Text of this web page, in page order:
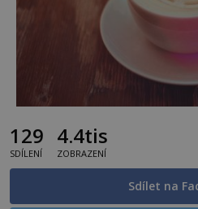
129
SDÍLENÍ
4.4tis
ZOBRAZENÍ
Sdílet na